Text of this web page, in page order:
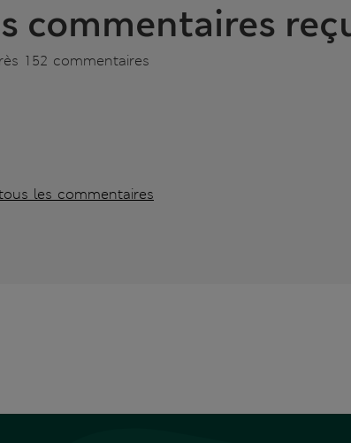
commentaires
152 commentaires
les commentaires